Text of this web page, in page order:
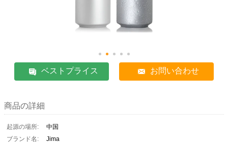
ベストプライス お問い合わせ
商品の詳細
起源の場所:
中国
ブランド名:
Jima